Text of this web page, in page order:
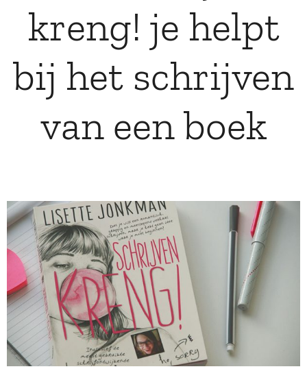
kreng! je helpt
bij het schrijven
van een boek